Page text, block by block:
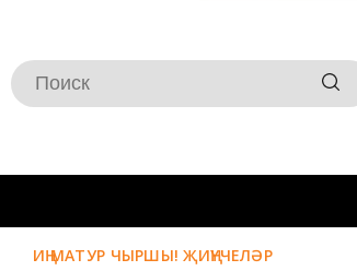
ИҢ МАТУР ЧЫРШЫ! ҖИҢҮЧЕЛӘР